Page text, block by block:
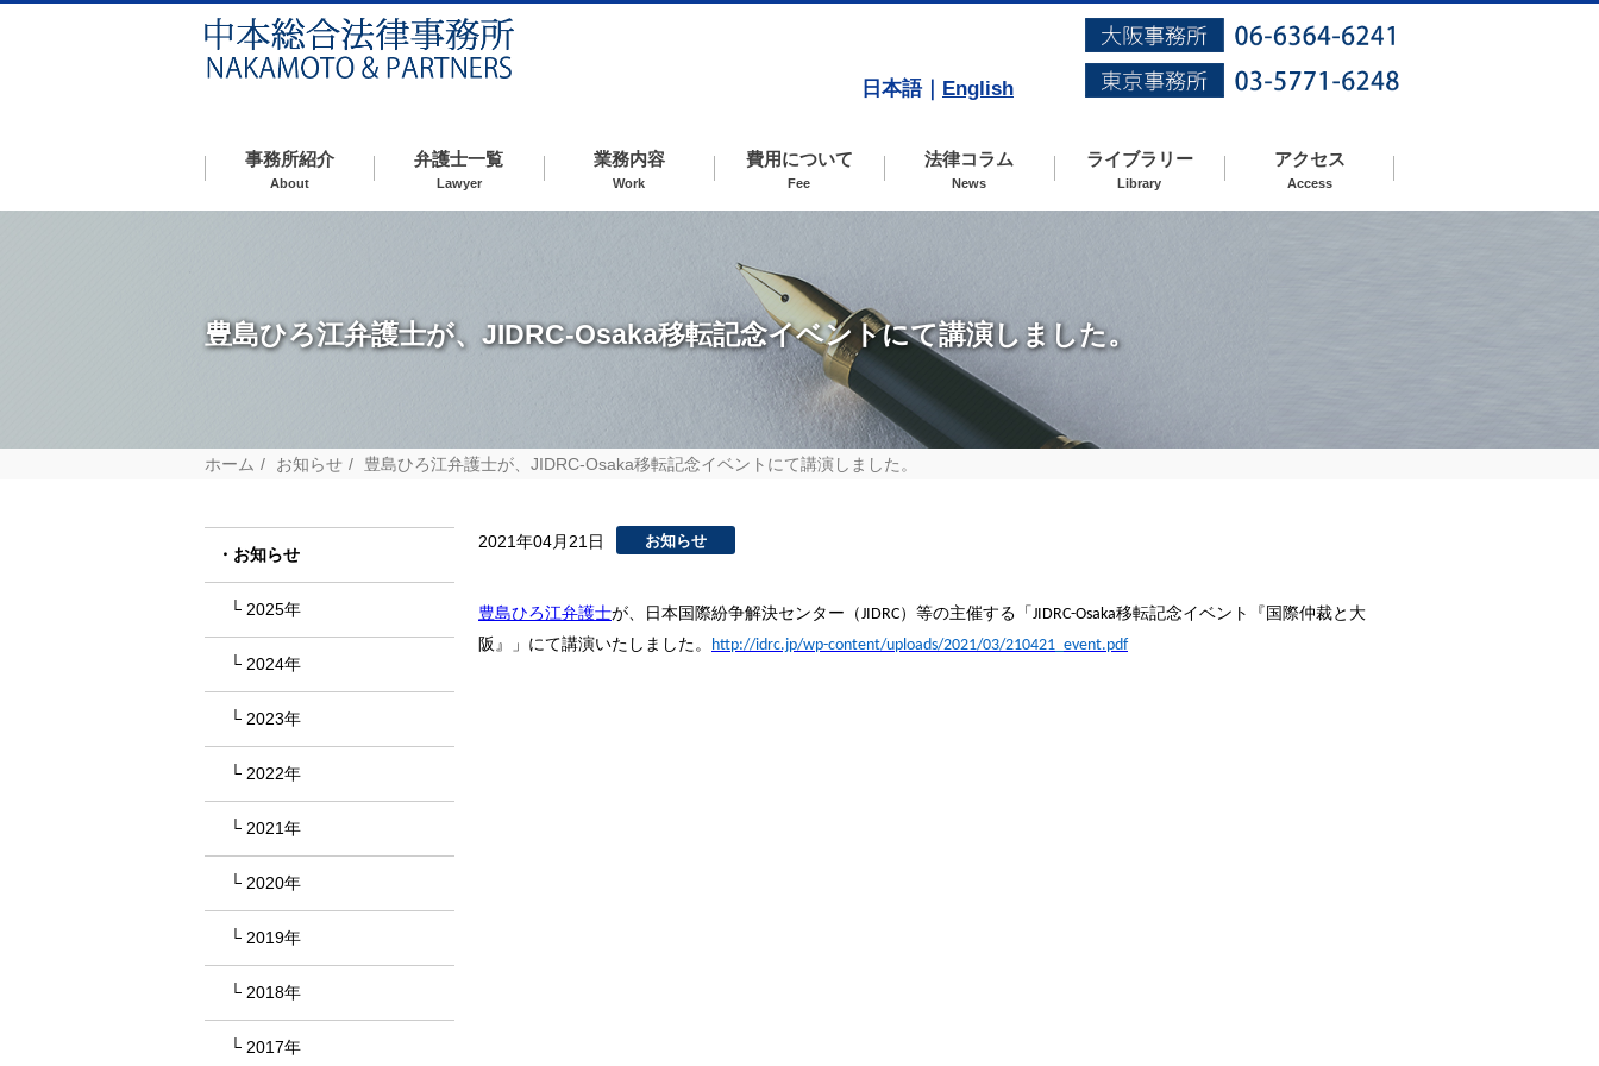
日本語｜ English
事務所紹介
About
弁護士一覧
Lawyer
業務内容
Work
費用について
Fee
法律コラム
News
ライブラリー
Library
アクセス
Access
豊島ひろ江弁護士が、JIDRC-Osaka移転記念イベントにて講演しました。
ホーム お知らせ 豊島ひろ江弁護士が、JIDRC-Osaka移転記念イベントにて講演しました。
2021年04月21日 お知らせ
豊島ひろ江弁護士が、日本国際紛争解決センター（JIDRC）等の主催する「 JIDRC-Osaka移転記念イベント『国際仲裁と大
阪』」にて講演いたしました。 http://idrc.jp/wp-content/uploads/2021/03/210421_event.pdf
お知らせ
2025年
2024年
2023年
2022年
2021年
2020年
2019年
2018年
2017年